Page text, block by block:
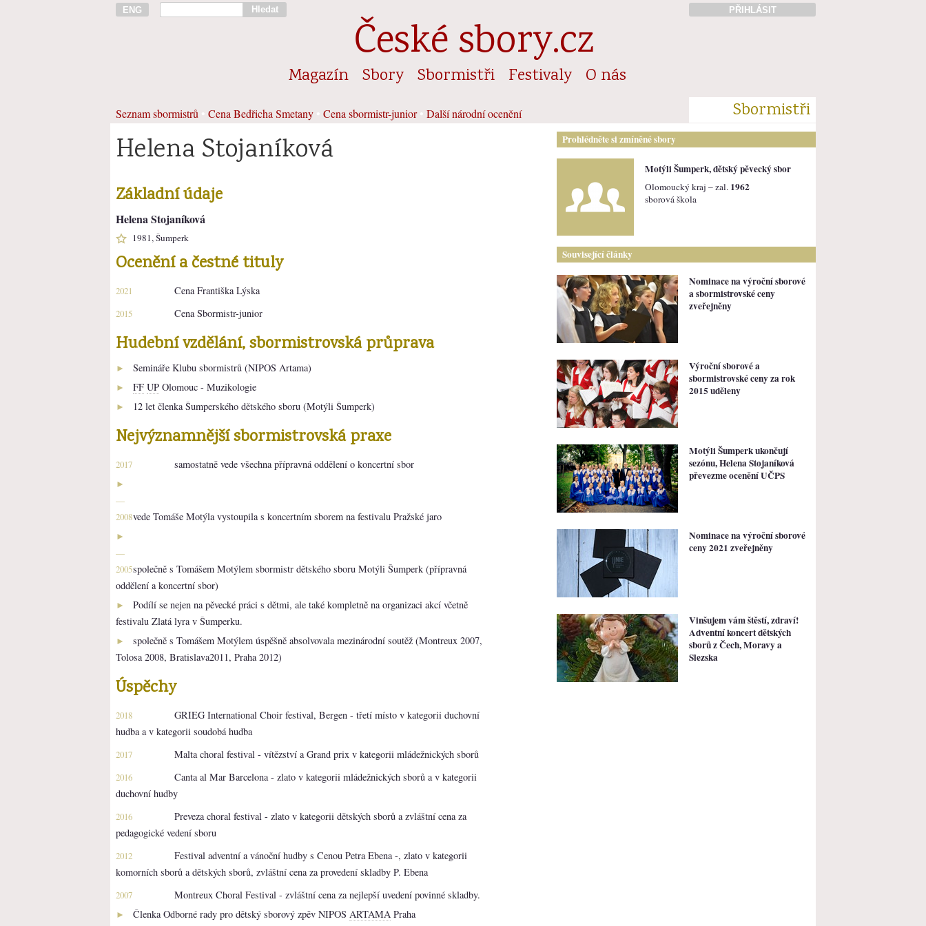
ENG Hledat PŘIHLÁSIT
České sbory.cz
Magazín Sbory Sbormistři Festivaly O nás
Seznam sbormistrů Cena Bedřicha Smetany Cena sbormistr-junior• Další národní ocenění Sbormistři
Helena Stojaníková
Základní údaje
Helena Stojaníková
1981, Šumperk
Ocenění a čestné tituly
2021 Cena Františka Lýska
2015 Cena Sbormistr-junior
Hudební vzdělání, sbormistrovská průprava
► Semináře Klubu sbormistrů (NIPOS Artama)
► FF UP Olomouc - Muzikologie
► 12 let členka Šumperského dětského sboru (Motýli Šumperk)
Nejvýznamnější sbormistrovská praxe
2017 samostatně vede všechna přípravná oddělení o koncertní sbor
►
—
2008vede Tomáše Motýla vystoupila s koncertním sborem na festivalu Pražské jaro
►
—
2005společně s Tomášem Motýlem sbormistr dětského sboru Motýli Šumperk (přípravná
oddělení a koncertní sbor)
►
Podílí se nejen na pěvecké práci s dětmi, ale také kompletně na organizaci akcí včetně
festivalu Zlatá lyra v Šumperku.
►
společně s Tomášem Motýlem úspěšně absolvovala mezinárodní soutěž (Montreux 2007,
Tolosa 2008, Bratislava2011, Praha 2012)
Úspěchy
2018
GRIEG International Choir festival, Bergen - třetí místo v kategorii duchovní
hudba a v kategorii soudobá hudba
2017 Malta choral festival - vítězství a Grand prix v kategorii mládežnických sborů
2016
Canta al Mar Barcelona - zlato v kategorii mládežnických sborů a v kategorii
duchovní hudby
2016
Preveza choral festival - zlato v kategorii dětských sborů a zvláštní cena za
pedagogické vedení sboru
2012
Festival adventní a vánoční hudby s Cenou Petra Ebena -, zlato v kategorii
komorních sborů a dětských sborů, zvláštní cena za provedení skladby P. Ebena
2007 Montreux Choral Festival - zvláštní cena za nejlepší uvedení povinné skladby.
► Členka Odborné rady pro dětský sborový zpěv NIPOS ARTAMA Praha
Prohlédněte si zmíněné sbory
Motýli Šumperk, dětský pěvecký sbor
Olomoucký kraj – zal. 1962
sborová škola
Související články
Nominace na výroční sborové
a sbormistrovské ceny
zveřejněny
Výroční sborové a
sbormistrovské ceny za rok
2015 uděleny
Motýli Šumperk ukončují
sezónu, Helena Stojaníková
převezme ocenění UČPS
Nominace na výroční sborové
ceny 2021 zveřejněny
Vinšujem vám štěstí, zdraví!
Adventní koncert dětských
sborů z Čech, Moravy a
Slezska